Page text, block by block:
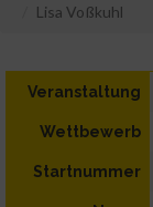
Lisa Voßkuhl
Veranstaltung
Wettbewerb
Startnummer